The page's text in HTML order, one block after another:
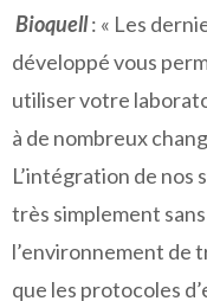
Bioquell: « Les
développé vous
utiliser votre
à de nombreux
L’intégration de
très simplement
l’environnement de
que les protocoles